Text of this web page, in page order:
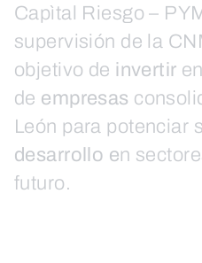
Capìtal Riesgo –
supervisión de la
objetivo de invertir
de empresas
León para potenciar
desarrollo en
futuro.